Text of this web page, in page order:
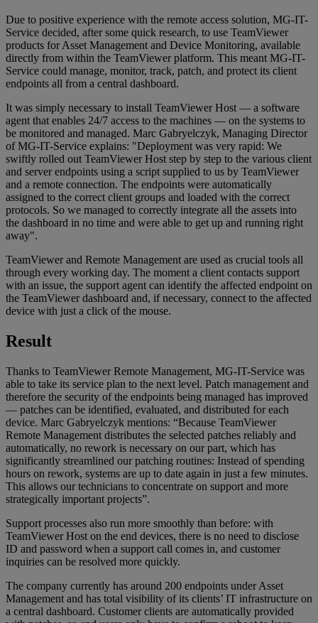
Due to positive experience with the remote access solution, MG-IT-
Service decided, after some quick research, to use TeamViewer
products for Asset Management and Device Monitoring, available
directly from within the TeamViewer platform. This meant MG-IT-
Service could manage, monitor, track, patch, and protect its client
endpoints all from a central dashboard.
It was simply necessary to install TeamViewer Host — a software
agent that enables 24/7 access to the machines — on the systems to
be monitored and managed. Marc Gabryelczyk, Managing Director
of MG-IT-Service explains: "Deployment was very rapid: We
swiftly rolled out TeamViewer Host step by step to the various client
and server endpoints using a script supplied to us by TeamViewer
and a remote connection. The endpoints were automatically
assigned to the correct client groups and loaded with the correct
protocols. So we managed to correctly integrate all the assets into
the dashboard in no time and were able to get up and running right
away".
TeamViewer and Remote Management are used as crucial tools all
through every working day. The moment a client contacts support
with an issue, the support agent can identify the affected endpoint on
the TeamViewer dashboard and, if necessary, connect to the affected
device with just a click of the mouse.
Result
Thanks to TeamViewer Remote Management, MG-IT-Service was
able to take its service plan to the next level. Patch management and
therefore the security of the endpoints being managed has improved
— patches can be identified, evaluated, and distributed for each
device. Marc Gabryelczyk mentions: “Because TeamViewer
Remote Management distributes the selected patches reliably and
automatically, no rework is necessary on our part, which has
significantly streamlined our patching routines: Instead of spending
hours on rework, systems are up to date again in just a few minutes.
This allows our technicians to concentrate on support and more
strategically important projects”.
Support processes also run more smoothly than before: with
TeamViewer Host on the end devices, there is no need to disclose
ID and password when a support call comes in, and customer
inquiries can be resolved more quickly.
The company currently has around 200 endpoints under Asset
Management and has total visibility of its clients’ IT infrastructure on
a central dashboard. Customer clients are automatically provided